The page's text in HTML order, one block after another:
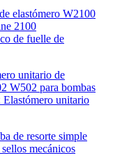
de fuelle de
unitario